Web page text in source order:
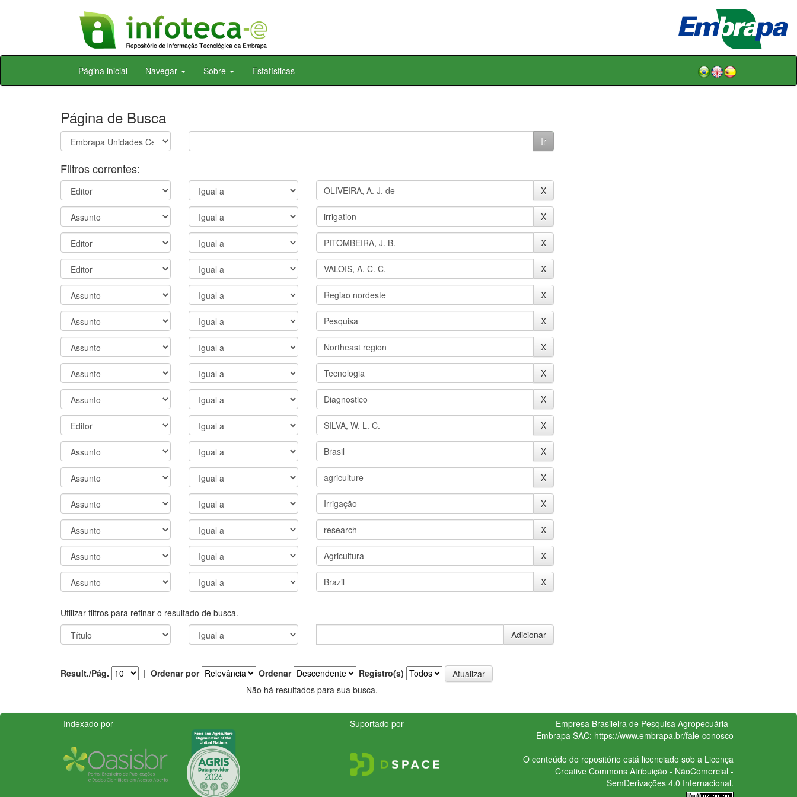
Skip
Página inicial Navegar Sobre Estatísticas
Página de Busca
Filtros correntes:
Utilizar filtros para refinar o resultado de busca.
Result./Pág. | Ordenar por Ordenar
Registro(s)
Não há resultados para sua busca.
Indexado por Suportado por
Empresa Brasileira de Pesquisa Agropecuária -
Embrapa SAC: https://www.embrapa.br/fale-conosco
O conteúdo do repositório está licenciado sob a Licença
Creative CommonsAtribuição - NãoComercial -
SemDerivações 4.0 Internacional.